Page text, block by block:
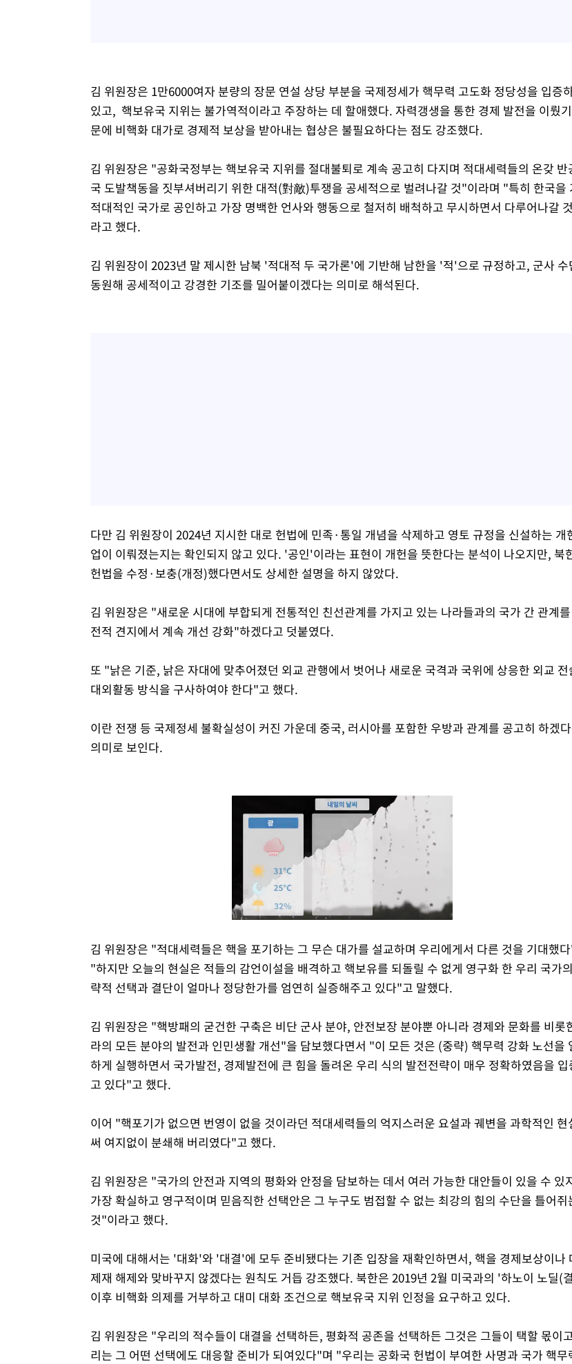
김 위원장은 1만6000여자 분량의 장문 연설 상당 부분을 국제정세가 핵무력 고도화 정당성을 입증
있고, 핵보유국 지위는 불가역적이라고 주장하는 데 할애했다. 자력갱생을 통한 경제 발전을 이뤘
문에 비핵화 대가로 경제적 보상을 받아내는 협상은 불필요하다는 점도 강조했다.
김 위원장은 "공화국정부는 핵보유국 지위를 절대불퇴로 계속 공고히 다지며 적대세력들의 온갖 반
국 도발책동을 짓부셔버리기 위한 대적(對敵)투쟁을 공세적으로 벌려나갈 것"이라며 "특히 한국을
적대적인 국가로 공인하고 가장 명백한 언사와 행동으로 철저히 배척하고 무시하면서 다루어나갈
라고 했다.
김 위원장이 2023년 말 제시한 남북 '적대적 두 국가론'에 기반해 남한을 '적'으로 규정하고, 군사 수
동원해 공세적이고 강경한 기조를 밀어붙이겠다는 의미로 해석된다.
다만 김 위원장이 2024년 지시한 대로 헌법에 민족·통일 개념을 삭제하고 영토 규정을 신설하는 개
업이 이뤄졌는지는 확인되지 않고 있다. '공인'이라는 표현이 개헌을 뜻한다는 분석이 나오지만, 북
헌법을 수정·보충(개정)했다면서도 상세한 설명을 하지 않았다.
김 위원장은 "새로운 시대에 부합되게 전통적인 친선관계를 가지고 있는 나라들과의 국가 간 관계
전적 견지에서 계속 개선 강화"하겠다고 덧붙였다.
또 "낡은 기준, 낡은 자대에 맞추어졌던 외교 관행에서 벗어나 새로운 국격과 국위에 상응한 외교 전
대외활동 방식을 구사하여야 한다"고 했다.
이란 전쟁 등 국제정세 불확실성이 커진 가운데 중국, 러시아를 포함한 우방과 관계를 공고히 하겠
의미로 보인다.
Mute
김 위원장은 "적대세력들은 핵을 포기하는 그 무슨 대가를 설교하며 우리에게서 다른 것을 기대했
"하지만 오늘의 현실은 적들의 감언이설을 배격하고 핵보유를 되돌릴 수 없게 영구화 한 우리 국가
략적 선택과 결단이 얼마나 정당한가를 엄연히 실증해주고 있다"고 말했다.
김 위원장은 "핵방패의 굳건한 구축은 비단 군사 분야, 안전보장 분야뿐 아니라 경제와 문화를 비롯
라의 모든 분야의 발전과 인민생활 개선"을 담보했다면서 "이 모든 것은 (중략) 핵무력 강화 노선을
하게 실행하면서 국가발전, 경제발전에 큰 힘을 돌려온 우리 식의 발전전략이 매우 정확하였음을
고 있다"고 했다.
이어 "핵포기가 없으면 번영이 없을 것이라던 적대세력들의 억지스러운 요설과 궤변을 과학적인 현
써 여지없이 분쇄해 버리였다"고 했다.
김 위원장은 "국가의 안전과 지역의 평화와 안정을 담보하는 데서 여러 가능한 대안들이 있을 수 있
가장 확실하고 영구적이며 믿음직한 선택안은 그 누구도 범접할 수 없는 최강의 힘의 수단을 틀어쥐
것"이라고 했다.
미국에 대해서는 '대화'와 '대결'에 모두 준비됐다는 기존 입장을 재확인하면서, 핵을 경제보상이나
제재 해제와 맞바꾸지 않겠다는 원칙도 거듭 강조했다. 북한은 2019년 2월 미국과의 '하노이 노딜(
이후 비핵화 의제를 거부하고 대미 대화 조건으로 핵보유국 지위 인정을 요구하고 있다.
김 위원장은 "우리의 적수들이 대결을 선택하든, 평화적 공존을 선택하든 그것은 그들이 택할 몫이
리는 그 어떤 선택에도 대응할 준비가 되여있다"며 "우리는 공화국 헌법이 부여한 사명과 국가 핵무